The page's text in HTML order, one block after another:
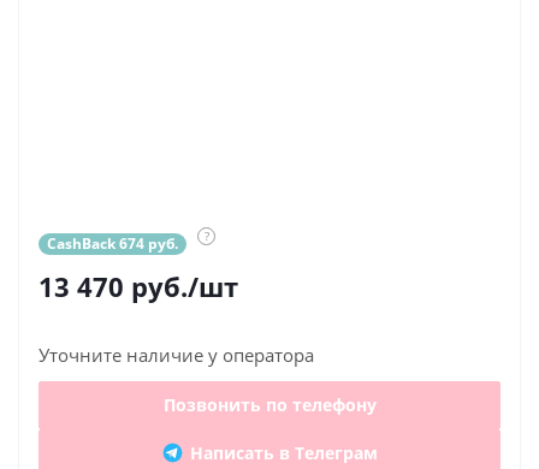
CashBack 674 руб. ?
13 470 руб./шт
Уточните наличие у оператора
Позвонить по телефону
Написать в Телеграм